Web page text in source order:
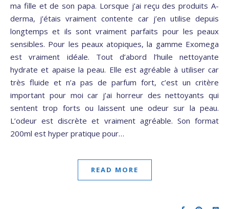
ma fille et de son papa. Lorsque j’ai reçu des produits A-
derma, j’étais vraiment contente car j’en utilise depuis
longtemps et ils sont vraiment parfaits pour les peaux
sensibles. Pour les peaux atopiques, la gamme Exomega
est vraiment idéale. Tout d’abord l’huile nettoyante
hydrate et apaise la peau. Elle est agréable à utiliser car
très fluide et n’a pas de parfum fort, c’est un critère
important pour moi car j’ai horreur des nettoyants qui
sentent trop forts ou laissent une odeur sur la peau.
L’odeur est discrète et vraiment agréable. Son format
200ml est hyper pratique pour…
READ MORE